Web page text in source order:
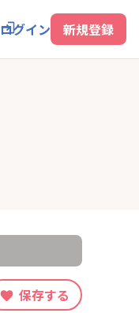
ログイン 新規登録
保存する